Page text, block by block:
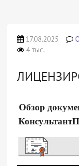
17.08.2025
4 тыс.
Обзор